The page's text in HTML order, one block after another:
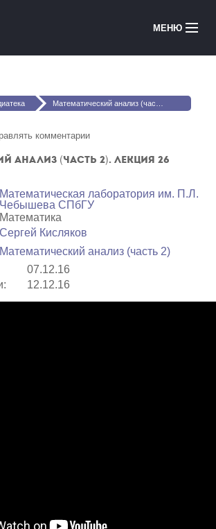
МЕНЮ
Медиатека
Courses in English
Войти
Математический анализ (часть 2). Лекция 26
комментарии
анализ (часть 2). Лекция 26
Математичеcкая лаборатория им. П.Л.
Чебышева СПбГУ
Математика
Сергей Кисляков
Математический анализ (часть 2)
07.12.16
12.12.16